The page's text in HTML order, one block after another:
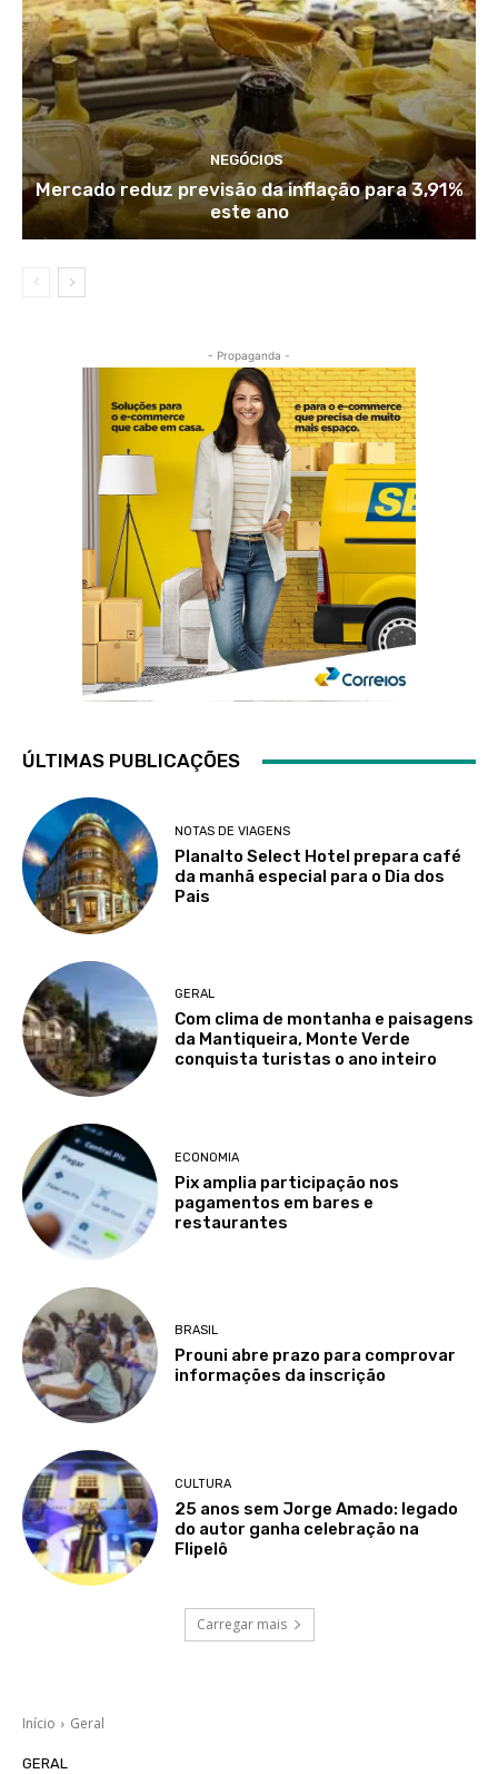
NEGÓCIOS
Mercado reduz previsão da inflação para 3,91%
este ano
- Propaganda -
ÚLTIMAS PUBLICAÇÕES
NOTAS DE VIAGENS
Planalto Select Hotel prepara café
da manhã especial para o Dia dos
Pais
GERAL
Com clima de montanha e paisagens
da Mantiqueira, Monte Verde
conquista turistas o ano inteiro
ECONOMIA
Pix amplia participação nos
pagamentos em bares e
restaurantes
BRASIL
Prouni abre prazo para comprovar
informações da inscrição
CULTURA
25 anos sem Jorge Amado: legado
do autor ganha celebração na
Flipelô
Carregar mais